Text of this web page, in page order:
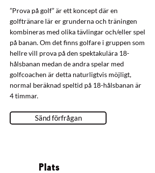
”Prova på golf” är ett koncept där en
golftränare lär er grunderna och träningen
kombineras med olika tävlingar och/eller spel
på banan. Om det finns golfare i gruppen som
hellre vill prova på den spektakulära 18-
hålsbanan medan de andra spelar med
golfcoachen är detta naturligtvis möjligt,
normal beräknad speltid på 18-hålsbanan är
4 timmar.
Sänd förfrågan
Plats